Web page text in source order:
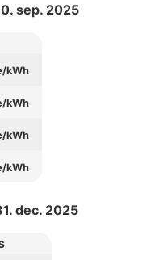
sep. 2025
kWh
kWh
kWh
kWh
dec. 2025